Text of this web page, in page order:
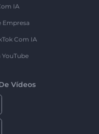
IA
Empresa
Com IA
YouTube
Vídeos